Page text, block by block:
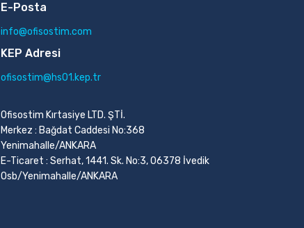
E-Posta
info@ofisostim.com
KEP Adresi
ofisostim@hs01.kep.tr
Ofisostim Kırtasiye LTD. ŞTİ.
Merkez : Bağdat Caddesi No:368
Yenimahalle/ANKARA
E-Ticaret : Serhat, 1441. Sk. No:3, 06378 İvedik
Osb/Yenimahalle/ANKARA